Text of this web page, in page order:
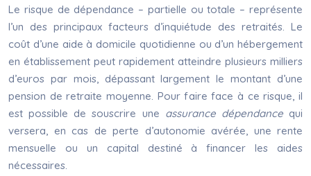
Le risque de dépendance – partielle ou totale – représente
l’un des principaux facteurs d’inquiétude des retraités. Le
coût d’une aide à domicile quotidienne ou d’un hébergement
en établissement peut rapidement atteindre plusieurs milliers
d’euros par mois, dépassant largement le montant d’une
pension de retraite moyenne. Pour faire face à ce risque, il
est possible de souscrire une assurance dépendancequi
versera, en cas de perte d’autonomie avérée, une rente
mensuelle ou un capital destiné à financer les aides
nécessaires.